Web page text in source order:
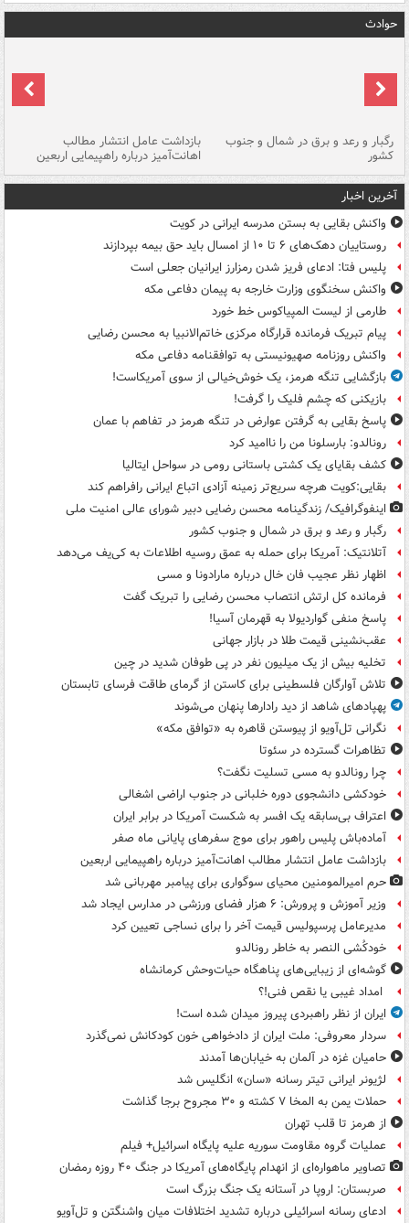
حوادث
رگبار و رعد و برق در شمال و جنوب
کشور
بازداشت عامل انتشار مطالب
اهانت‌آمیز درباره راهپیمایی اربعین
آخرین اخبار
واکنش بقایی به بستن مدرسه ایرانی در کویت
روستاییان دهک‌های ۶ تا ۱۰ از امسال باید حق بیمه بپردازند
پلیس فتا: ادعای فریز شدن رمزارز ایرانیان جعلی است
واکنش سخنگوی وزارت خارجه به پیمان دفاعی مکه
طارمی از لیست المپیاکوس خط خورد
پیام تبریک فرمانده قرارگاه مرکزی خاتم‌الانبیا به محسن رضایی
واکنش روزنامه صهیونیستی به توافقنامه دفاعی مکه
بازگشایی تنگه هرمز، یک خوش‌خیالی از سوی آمریکاست!
بازیکنی که چشم فلیک را گرفت!
پاسخ بقایی به گرفتن عوارض در تنگه هرمز در تفاهم با عمان
رونالدو: بارسلونا من را ناامید کرد
کشف بقایای یک کشتی باستانی رومی در سواحل ایتالیا
بقایی:کویت هرچه سریع‌تر زمینه آزادی اتباع ایرانی رافراهم کند
اینفوگرافیک/ زندگینامه محسن رضایی دبیر شورای عالی امنیت‌ ملی
رگبار و رعد و برق در شمال و جنوب کشور
آتلانتیک: آمریکا برای حمله به عمق روسیه اطلاعات به کی‌یف می‌دهد
اظهار نظر عجیب فان خال درباره مارادونا و مسی
فرمانده کل ارتش انتصاب محسن رضایی را تبریک گفت
پاسخ منفی گواردیولا به قهرمان آسیا!
عقب‌نشینی قیمت طلا در بازار جهانی
تخلیه بیش از یک میلیون نفر در پی طوفان شدید در چین
تلاش آوارگان فلسطینی برای کاستن از گرمای طاقت فرسای تابستان
پهپادهای شاهد از دید رادارها پنهان می‌شوند
نگرانی تل‌آویو از پیوستن قاهره به «توافق مکه»
تظاهرات گسترده در سئوتا
چرا رونالدو به مسی تسلیت نگفت؟
خودکشی دانشجوی دوره خلبانی در جنوب اراضی اشغالی
اعتراف بی‌سابقه یک افسر به شکست آمریکا در برابر ایران
آماده‌باش پلیس راهور برای موج سفرهای پایانی ماه صفر
بازداشت عامل انتشار مطالب اهانت‌آمیز درباره راهپیمایی اربعین
حرم امیرالمومنین محیای سوگواری برای پیامبر مهربانی شد
وزیر آموزش و پرورش: ۶ هزار فضای ورزشی در مدارس ایجاد شد
مدیرعامل پرسپولیس قیمت آخر را برای نساجی تعیین کرد
خودکُشی النصر به خاطر رونالدو
گوشه‌ای از زیبایی‌های پناهگاه‌ حیات‌وحش کرمانشاه
امداد غیبی یا نقص فنی!؟
ایران از نظر راهبردی پیروز میدان شده است!
سردار معروفی: ملت ایران از دادخواهی خون کودکانش نمی‌گذرد
حامیان غزه در آلمان به خیابان‌ها آمدند
لژیونر ایرانی تیتر رسانه «سان» انگلیس شد
حملات یمن به المخا ۷ کشته و ۳۰ مجروح برجا گذاشت
از هرمز تا قلب تهران
عملیات گروه مقاومت سوریه علیه پایگاه اسرائیل+ فیلم
تصاویر ماهواره‌ای از انهدام پایگاه‌های آمریکا در جنگ ۴۰ روزه رمضان
صربستان: اروپا در آستانه یک جنگ بزرگ است
ادعای رسانه اسرائیلی درباره تشدید اختلافات میان واشنگتن و تل‌آویو